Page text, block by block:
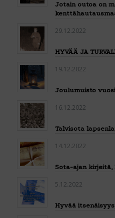
Jotain outoa on
29.12.2022
HYVÄÄ JA
19.12.2022
Joulumuisto
16.12.2022
Talvisota
14.12.2022
Sota-ajan kirjeitä,
5.12.2022
Hyvää